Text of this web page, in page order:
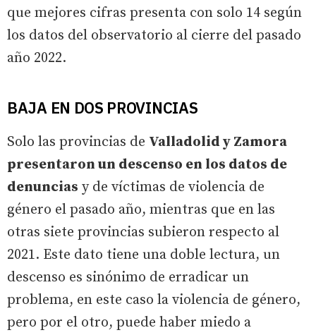
que mejores cifras presenta con solo 14 según
los datos del observatorio al cierre del pasado
año 2022.
BAJA EN DOS PROVINCIAS
Solo las provincias de Valladolid y Zamora
presentaron un descenso en los datos de
denuncias y de víctimas de violencia de
género el pasado año, mientras que en las
otras siete provincias subieron respecto al
2021. Este dato tiene una doble lectura, un
descenso es sinónimo de erradicar un
problema, en este caso la violencia de género,
pero por el otro, puede haber miedo a